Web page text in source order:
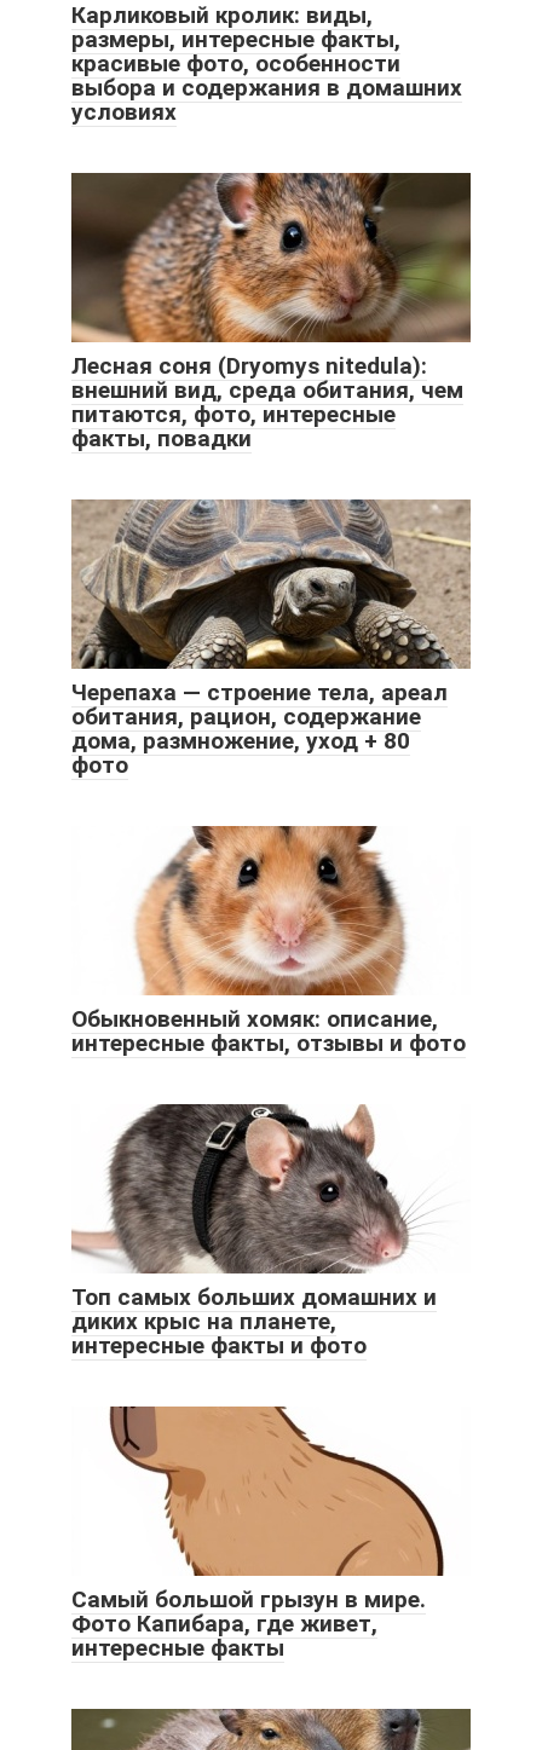
Карликовый кролик: виды,
размеры, интересные факты,
красивые фото, особенности
выбора и содержания в домашних
условиях
Лесная соня (Dryomys nitedula):
внешний вид, среда обитания, чем
питаются, фото, интересные
факты, повадки
Черепаха — строение тела, ареал
обитания, рацион, содержание
дома, размножение, уход + 80
фото
Обыкновенный хомяк: описание,
интересные факты, отзывы и фото
Топ самых больших домашних и
диких крыс на планете,
интересные факты и фото
Самый большой грызун в мире.
Фото Капибара, где живет,
интересные факты